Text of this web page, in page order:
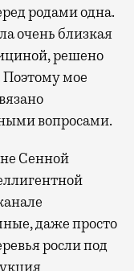
родами одна.
очень близкая
решено
Поэтому мое
вопросами.
Сенной
даже просто
росли под